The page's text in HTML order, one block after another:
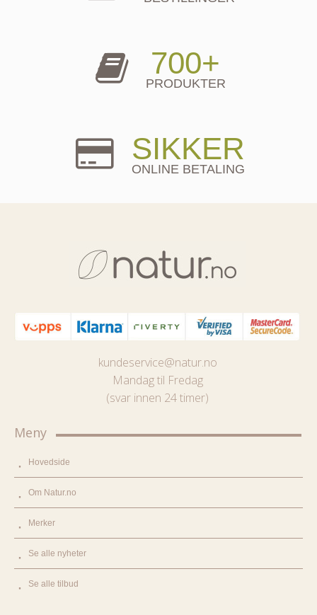
700+
PRODUKTER
SIKKER
ONLINE BETALING
kundeservice@natur.no
Mandag til Fredag
(svar innen 24 timer)
Meny
Hovedside
Om Natur.no
Merker
Se alle nyheter
Se alle tilbud